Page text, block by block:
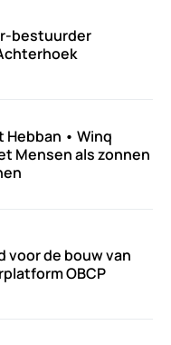
bestuurder
Hebban • Winq
Mensen als zonnen
voor de bouw van
OBCP